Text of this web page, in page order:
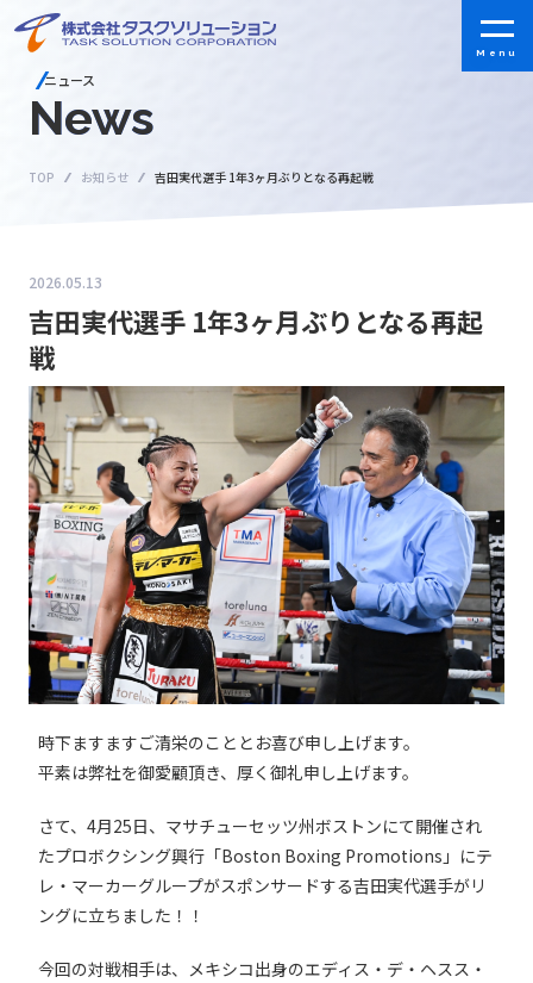
ニュース
News
TOP お知らせ 吉田実代選手 1年3ヶ月ぶりとなる再起戦
2026.05.13
吉田実代選手 1年3ヶ月ぶりとなる再起
戦
時下ますますご清栄のこととお喜び申し上げます。
平素は弊社を御愛顧頂き、厚く御礼申し上げます。
さて、4月25日、マサチューセッツ州ボストンにて開催され
たプロボクシング興行「Boston Boxing Promotions」にテ
レ・マーカーグループがスポンサードする吉田実代選手がリ
ングに立ちました！！
今回の対戦相手は、メキシコ出身のエディス・デ・ヘスス・